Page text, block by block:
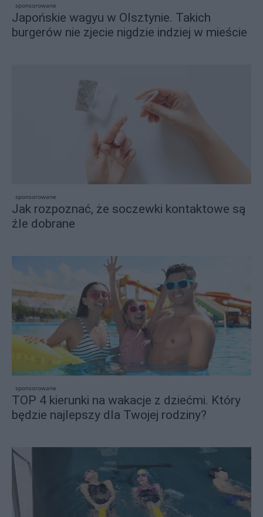
sponsorowane
Japońskie wagyu w Olsztynie. Takich
burgerów nie zjecie nigdzie indziej w mieście
sponsorowane
Jak rozpoznać, że soczewki kontaktowe są
źle dobrane
sponsorowane
TOP 4 kierunki na wakacje z dziećmi. Który
będzie najlepszy dla Twojej rodziny?